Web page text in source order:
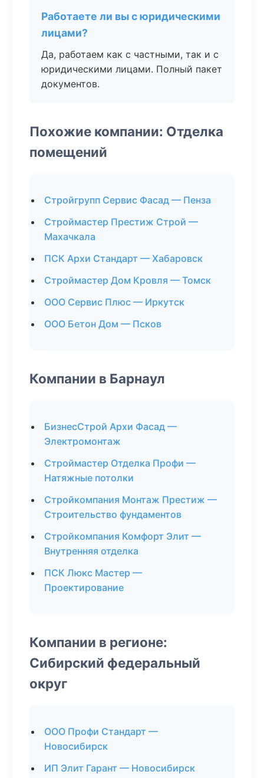
Работаете ли вы с юридическими
лицами?
Да, работаем как с частными, так и с
юридическими лицами. Полный пакет
документов.
Похожие компании: Отделка
помещений
Стройгрупп Сервис Фасад — Пенза
Строймастер Престиж Строй —
Махачкала
ПСК Архи Стандарт — Хабаровск
Строймастер Дом Кровля — Томск
ООО Сервис Плюс — Иркутск
ООО Бетон Дом — Псков
Компании в Барнаул
БизнесСтрой Архи Фасад —
Электромонтаж
Строймастер Отделка Профи —
Натяжные потолки
Стройкомпания Монтаж Престиж —
Строительство фундаментов
Стройкомпания Комфорт Элит —
Внутренняя отделка
ПСК Люкс Мастер —
Проектирование
Компании в регионе:
Сибирский федеральный
округ
ООО Профи Стандарт —
Новосибирск
ИП Элит Гарант — Новосибирск